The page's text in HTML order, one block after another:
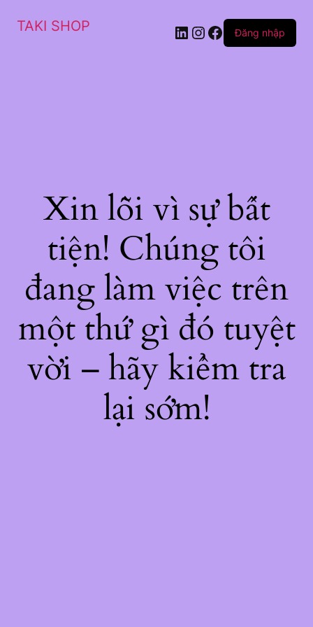
TAKI SHOP LinkedIn
Instagram
Facebook
Đăng nhập
Xin lỗi vì sự bất
tiện! Chúng tôi
đang làm việc trên
một thứ gì đó tuyệt
vời – hãy kiểm tra
lại sớm!